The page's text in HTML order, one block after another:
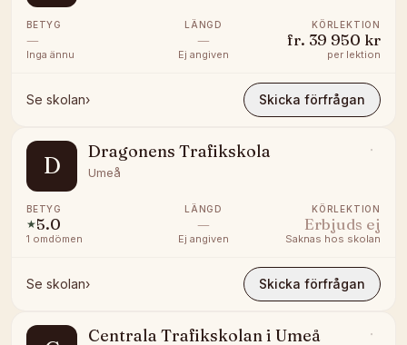
BETYG
—
Inga ännu
LÄNGD
—
Ej angiven
KÖRLEKTION
fr. 39 950 kr
per lektion
Se skolan› Skicka förfrågan
D
Dragonens Trafikskola
Umeå
BETYG
★5.0
1 omdömen
LÄNGD
—
Ej angiven
KÖRLEKTION
Erbjuds ej
Saknas hos skolan
Se skolan› Skicka förfrågan
Centrala Trafikskolan i Umeå